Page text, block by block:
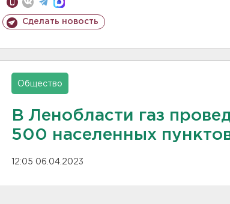
Сделать новость
Общество
В Ленобласти газ
500 населенных
12:05 06.04.2023